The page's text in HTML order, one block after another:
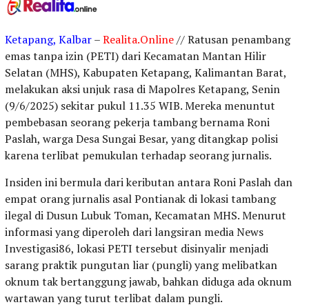
Ketapang, Kalbar–Realita.Online// Ratusan penambang
emas tanpa izin (PETI) dari Kecamatan Mantan Hilir
Selatan (MHS), Kabupaten Ketapang, Kalimantan Barat,
melakukan aksi unjuk rasa di Mapolres Ketapang, Senin
(9/6/2025) sekitar pukul 11.35 WIB. Mereka menuntut
pembebasan seorang pekerja tambang bernama Roni
Paslah, warga Desa Sungai Besar, yang ditangkap polisi
karena terlibat pemukulan terhadap seorang jurnalis.
Insiden ini bermula dari keributan antara Roni Paslah dan
empat orang jurnalis asal Pontianak di lokasi tambang
ilegal di Dusun Lubuk Toman, Kecamatan MHS. Menurut
informasi yang diperoleh dari langsiran media News
Investigasi86, lokasi PETI tersebut disinyalir menjadi
sarang praktik pungutan liar (pungli) yang melibatkan
oknum tak bertanggung jawab, bahkan diduga ada oknum
wartawan yang turut terlibat dalam pungli.